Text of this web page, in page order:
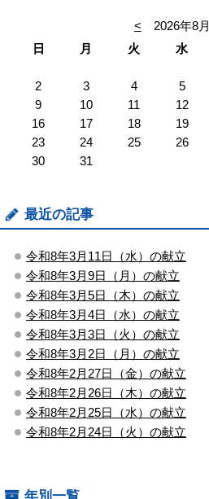
< 2026年8月
日
月 火 水
2
3 4 5
9
10 11 12
16
17 18 19
23
24 25 26
30
31
最近の記事
令和8年3月11日（水）の献立
令和8年3月9日（月）の献立
令和8年3月5日（木）の献立
令和8年3月4日（水）の献立
令和8年3月3日（火）の献立
令和8年3月2日（月）の献立
令和8年2月27日（金）の献立
令和8年2月26日（木）の献立
令和8年2月25日（水）の献立
令和8年2月24日（火）の献立